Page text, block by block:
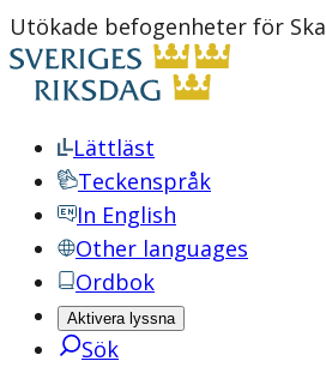
Utökade befogenheter för
Lättläst
Teckenspråk
In English
Other languages
Ordbok
Aktivera lyssna
Sök